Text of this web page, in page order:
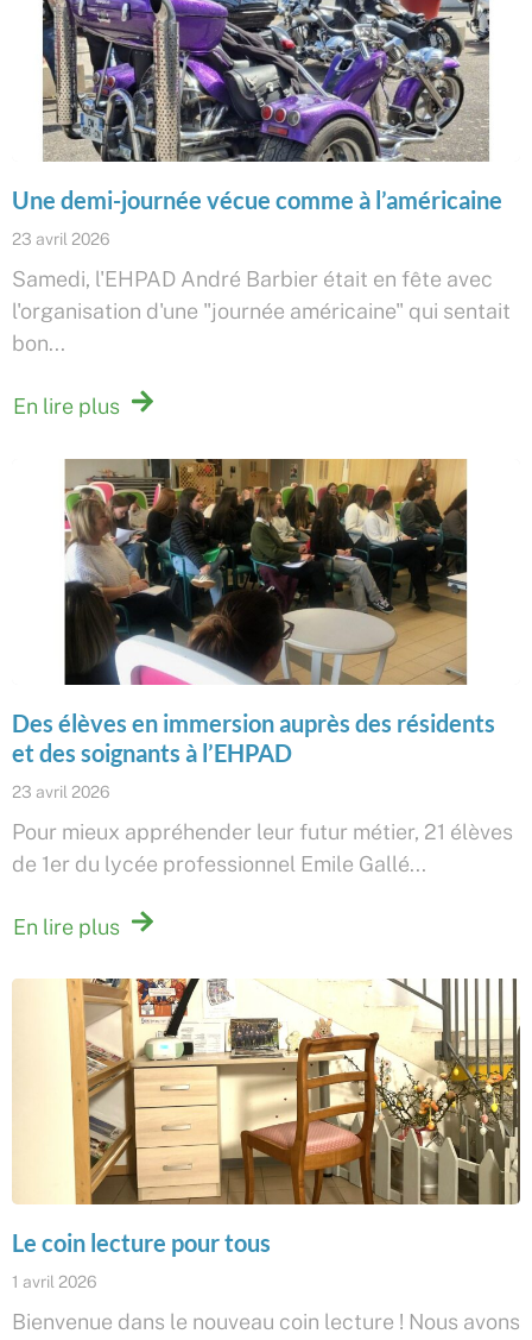
Une demi-journée vécue comme à l’américaine
23 avril 2026
Samedi, l'EHPAD André Barbier était en fête avec
l'organisation d'une "journée américaine" qui sentait
bon...
En lire plus
Des élèves en immersion auprès des résidents
et des soignants à l’EHPAD
23 avril 2026
Pour mieux appréhender leur futur métier, 21 élèves
de 1er du lycée professionnel Emile Gallé...
En lire plus
Le coin lecture pour tous
1 avril 2026
Bienvenue dans le nouveau coin lecture ! Nous avons